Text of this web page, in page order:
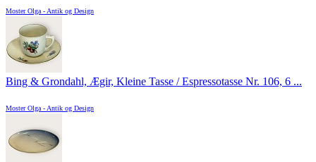
Moster Olga - Antik og Design
Bing & Grondahl, Ægir, Kleine Tasse / Espressotasse Nr. 106, 6 ...
Moster Olga - Antik og Design